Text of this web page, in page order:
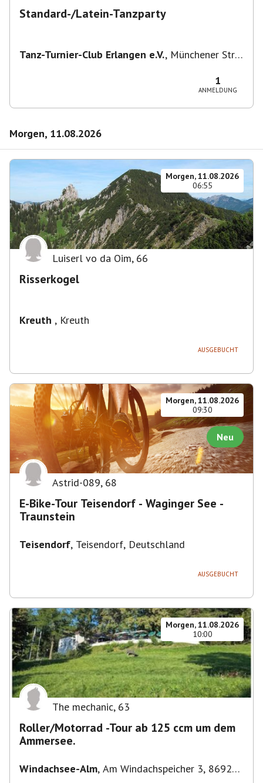
Standard-/Latein-Tanzparty
Tanz-Turnier-Club Erlangen e.V., Münchener Str.
1
ANMELDUNG
Morgen, 11.08.2026
Morgen, 11.08.2026
06:55
Luiserl vo da Oim, 66
Risserkogel
Kreuth , Kreuth
AUSGEBUCHT
Morgen, 11.08.2026
09:30
Neu
Astrid-089, 68
E-Bike-Tour Teisendorf - Waginger See -
Traunstein
Teisendorf, Teisendorf, Deutschland
AUSGEBUCHT
Morgen, 11.08.2026
10:00
The mechanic, 63
Roller/Motorrad -Tour ab 125 ccm um dem
Ammersee.
Windachsee-Alm, Am Windachspeicher 3, 86923